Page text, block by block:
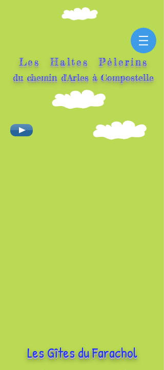
Les Haltes Pèlerins
du chemin d'Arles à Compostelle
Les Gîtes du Farachol